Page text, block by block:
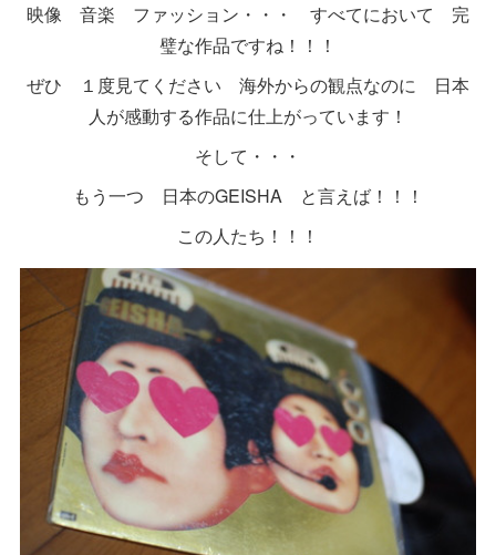
映像 音楽 ファッション・・・ すべてにおいて 完
璧な作品ですね！！！
ぜひ １度見てください 海外からの観点なのに 日本
人が感動する作品に仕上がっています！
そして・・・
もう一つ 日本のGEISHA と言えば！！！
この人たち！！！